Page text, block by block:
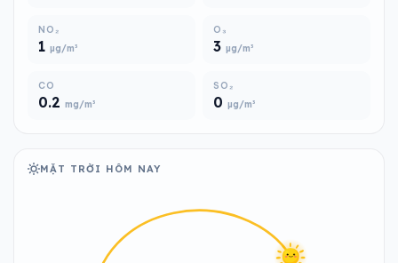
NO₂
1 µg/m³
O₃
3 µg/m³
CO
0.2 mg/m³
SO₂
0 µg/m³
MẶT TRỜI HÔM NAY